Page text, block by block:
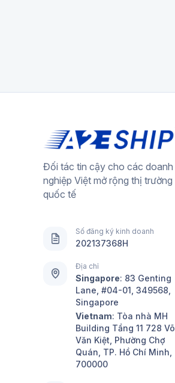
Đối tác tin cậy cho các doanh
nghiệp Việt mở rộng thị trường
quốc tế
Số đăng ký kinh doanh
202137368H
Địa chỉ
Singapore: 83 Genting
Lane, #04-01, 349568,
Singapore
Vietnam: Tòa nhà MH
Building Tầng 11 728 Võ
Văn Kiệt, Phường Chợ
Quán, TP. Hồ Chí Minh,
700000